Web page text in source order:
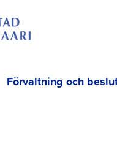
Förvaltning och